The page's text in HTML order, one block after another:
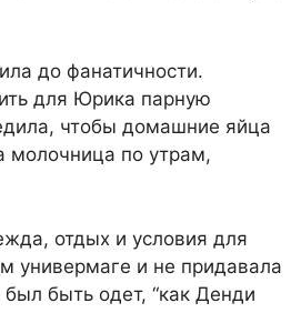
до фанатичности.
для Юрика парную
чтобы домашние яйца
молочница по утрам,
отдых и условия для
универмаге и не придавала
быть одет, “как Денди